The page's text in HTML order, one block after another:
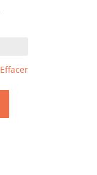
Effacer